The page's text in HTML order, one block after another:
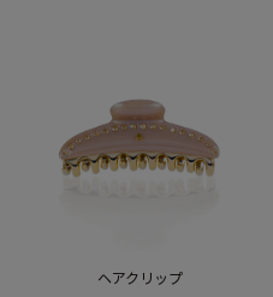
ヘアクリップ